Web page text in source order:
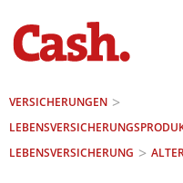
VERSICHERUNGEN
LEBENSVERSICHERUNG